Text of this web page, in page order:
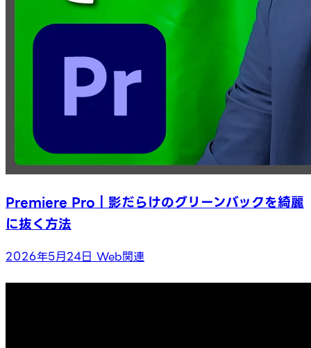
Premiere Pro｜影だらけのグリーンバックを綺麗
に抜く方法
2026年5月24日 Web関連